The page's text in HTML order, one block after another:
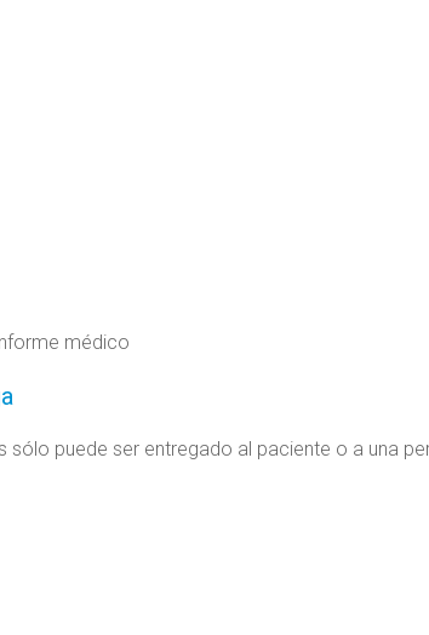
médico
sólo puede ser entregado al paciente o a una